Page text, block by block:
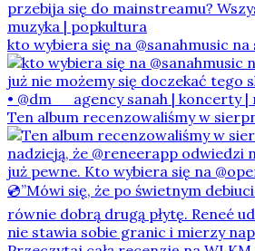
kto wybiera się na @sanahmusic
Ten album recenzowaliśmy w